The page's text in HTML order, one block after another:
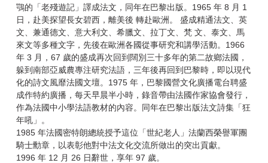
鶚的「老殘遊記」譯成法文，同年在巴黎出版。1965 年 8 月 1
日，赴美探望長女碧西，離美後 轉赴歐洲。 盛成精通法文、英
文、兼通德文、意大利文、希臘文、拉丁文、梵 文、泰文、馬
來文等多種文字，先後在歐洲各國從事研究和講學活動。1966
年 3 月，67 歲的盛成再次回到闊別三十多年的第二故鄉法國，
躲到南部亞威農專注研究法語，三年後再回到巴黎時，即以現代
化的詩文風靡法國文壇。1975 年，巴黎國營文化廣播電台聘盛
成作特約廣播，每天早晨半小時，錄音帶由法國作家協會發行，
作為法國中小學法語教材的內容。同年在巴黎出版法文詩集「狂
年吼」。
1985 年法國密特朗總統授予這位「世紀老人」法蘭西榮譽軍團
騎士勳章，以表彰他對中法文化交流所做出的突出貢獻。
1996 年 12 月 26 日辭世，享年 97 歲。